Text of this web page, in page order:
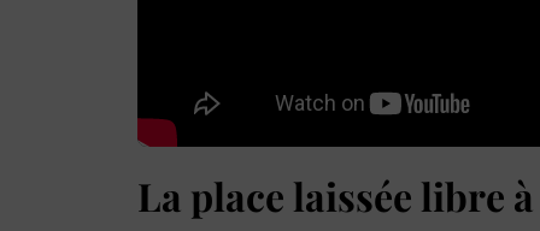
La place laissée libre